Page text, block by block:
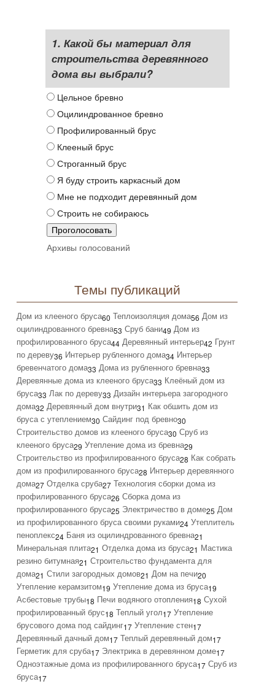
1. Какой бы материал для
строительства деревянного
дома вы выбрали?
Цельное бревно
Оцилиндрованное бревно
Профилированный брус
Клееный брус
Строганный брус
Я буду строить каркасный дом
Мне не подходит деревянный дом
Строить не собираюсь
Архивы голосований
Темы публикаций
Дом из клееного бруса60 Теплоизоляция дома56 Дом из
оцилиндрованного бревна53 Сруб бани49 Дом из
профилированного бруса44 Деревянный интерьер42 Грунт
по дереву36 Интерьер рубленного дома34 Интерьер
бревенчатого дома33 Дома из рубленного бревна33
Деревянные дома из клееного бруса33 Клеёный дом из
бруса33 Лак по дереву33 Дизайн интерьера загородного
дома32 Деревянный дом внутри31 Как обшить дом из
бруса с утеплением30 Сайдинг под бревно30
Строительство домов из клееного бруса30 Сруб из
клееного бруса29 Утепление дома из бревна29
Строительство из профилированного бруса28 Как собрать
дом из профилированного бруса28 Интерьер деревянного
дома27 Отделка сруба27 Технология сборки дома из
профилированного бруса26 Сборка дома из
профилированного бруса25 Электричество в доме25 Дом
из профилированного бруса своими руками24 Утеплитель
пеноплекс24 Баня из оцилиндрованного бревна21
Минеральная плита21 Отделка дома из бруса21 Мастика
резино битумная21 Строительство фундамента для
дома21 Стили загородных домов21 Дом на печи20
Утепление керамзитом19 Утепление дома из бруса19
Асбестовые трубы18 Печи водяного отопления18 Сухой
профилированный брус18 Теплый угол17 Утепление
брусового дома под сайдинг17 Утепление стен17
Деревянный дачный дом17 Теплый деревянный дом17
Герметик для сруба17 Электрика в деревянном доме17
Одноэтажные дома из профилированного бруса17 Сруб из
бруса17